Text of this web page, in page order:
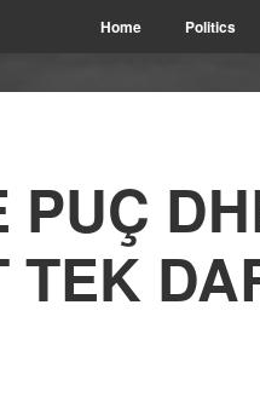
Home Politics
PUÇ
TEK